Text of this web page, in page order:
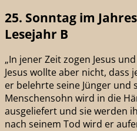
25. Sonntag im
Lesejahr B
„In jener Zeit zogen Jesus
Jesus wollte aber nicht, dass
er belehrte seine Jünger und
Menschensohn wird in die
ausgeliefert und sie werden
nach seinem Tod wird er